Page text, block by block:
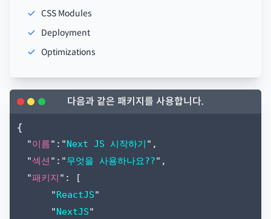
CSS Modules
Deployment
Optimizations
다음과 같은 패키지를 사용합니다.
{
"이름":"Next JS 시작하기 ",
"섹션 ":"무엇을 사용하나요??",
"패키지 ": [
"ReactJS"
"NextJS"